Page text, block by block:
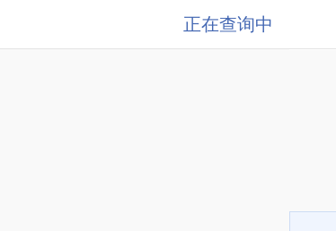
正在查询中